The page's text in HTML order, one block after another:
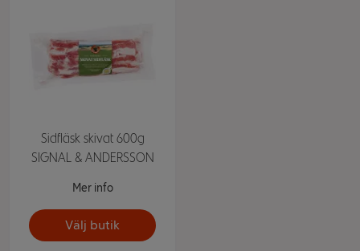
Sidfläsk skivat 600g
SIGNAL & ANDERSSON
Mer info
Välj butik